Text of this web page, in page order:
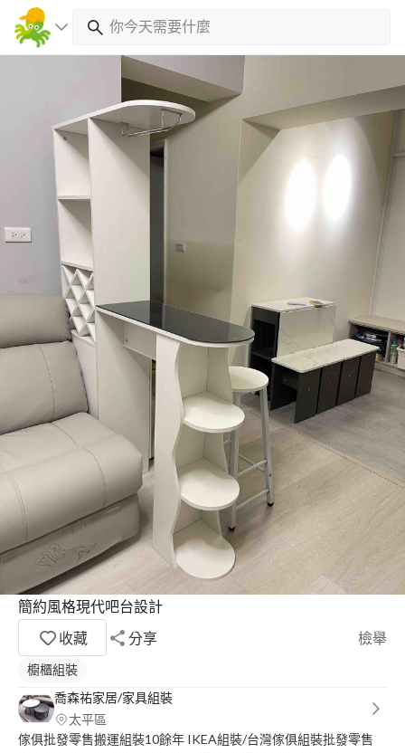
簡約風格現代吧台設計
收藏
分享 檢舉
櫥櫃組裝
喬森祐家居/家具組裝
太平區
傢俱批發零售搬運組裝10餘年 IKEA組裝/台灣傢俱組裝批發零售